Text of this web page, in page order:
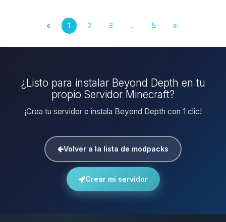
« 1 2 3 ... 5 »
¿Listo para instalar Beyond Depth en tu
propio Servidor Minecraft?
¡Crea tu servidor e instala Beyond Depth con 1 clic!
Volver a la lista de modpacks
Crear mi servidor